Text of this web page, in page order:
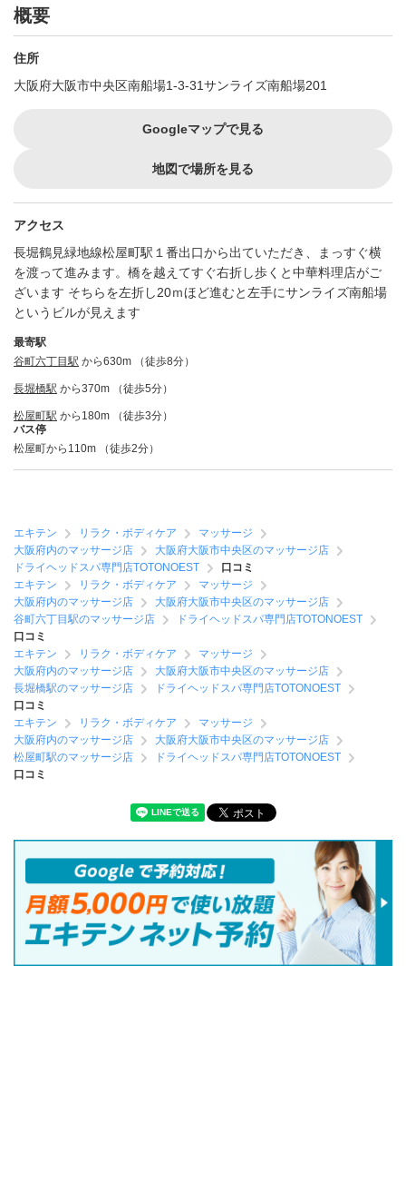
概要
住所
大阪府大阪市中央区南船場1-3-31サンライズ南船場201
Googleマップで見る
地図で場所を見る
アクセス
長堀鶴見緑地線松屋町駅１番出口から出ていただき、まっすぐ横
を渡って進みます。橋を越えてすぐ右折し歩くと中華料理店がご
ざいます そちらを左折し20ｍほど進むと左手にサンライズ南船場
というビルが見えます
最寄駅
谷町六丁目駅 から630m （徒歩8分）
長堀橋駅 から370m （徒歩5分）
松屋町駅 から180m （徒歩3分）
バス停
松屋町から110m （徒歩2分）
エキテン リラク・ボディケア
マッサージ
大阪府内のマッサージ店
大阪府大阪市中央区のマッサージ店
ドライヘッドスパ専門店TOTONOEST
口コミ
エキテン
リラク・ボディケア
マッサージ
大阪府内のマッサージ店
大阪府大阪市中央区のマッサージ店
谷町六丁目駅のマッサージ店
ドライヘッドスパ専門店TOTONOEST
口コミ
エキテン
リラク・ボディケア
マッサージ
大阪府内のマッサージ店
大阪府大阪市中央区のマッサージ店
長堀橋駅のマッサージ店
ドライヘッドスパ専門店TOTONOEST
口コミ
エキテン
リラク・ボディケア
マッサージ
大阪府内のマッサージ店
大阪府大阪市中央区のマッサージ店
松屋町駅のマッサージ店
ドライヘッドスパ専門店TOTONOEST
口コミ